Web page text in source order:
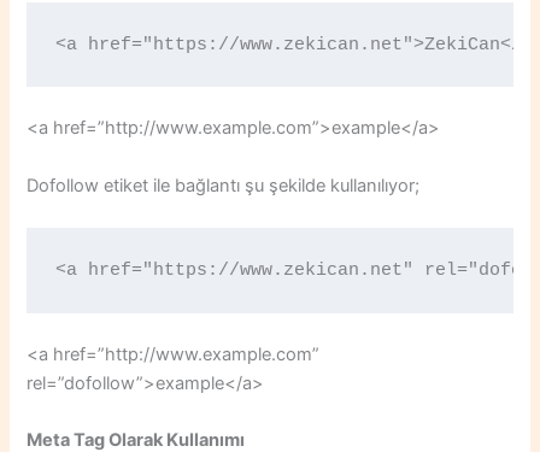
<a href="https://www.zekican.net">ZekiCan</
<a href=”http://www.example.com”>example</a>
Dofollow etiket ile bağlantı şu şekilde kullanılıyor;
<a href="https://www.zekican.net"
<a href=”http://www.example.com”
rel=”dofollow”>example</a>
Meta Tag Olarak Kullanımı